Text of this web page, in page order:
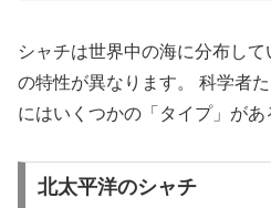
シャチは世界中の海に分布し
の特性が異なります。 科学者
にはいくつかの「タイプ」があ
北太平洋のシャチ